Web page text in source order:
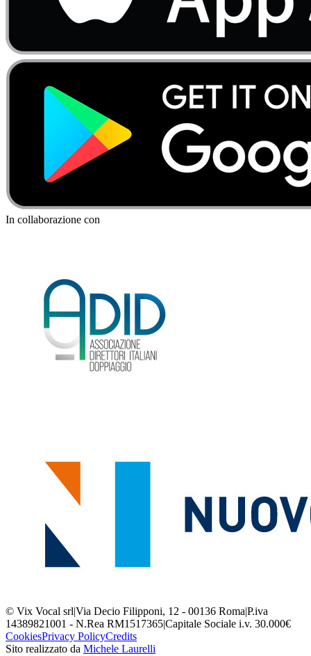
In collaborazione con
© Vix Vocal srl|Via Decio Filipponi, 12 - 00136 Roma|P.iva
14389821001 - N.Rea RM1517365|Capitale Sociale i.v. 30.000€
CookiesPrivacy PolicyCredits
Sito realizzato da Michele Laurelli